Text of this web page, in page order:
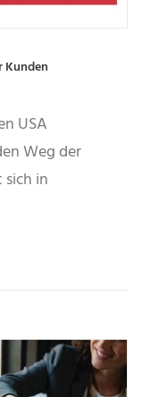
Kunden
USA
Weg der
in